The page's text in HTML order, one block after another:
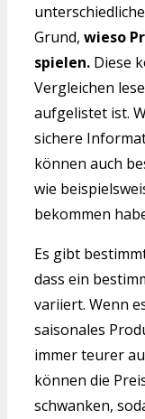
Grund, wieso
spielen. Diese
Vergleichen
aufgelistet ist.
sichere
können auch
wie
bekommen
Es gibt
dass ein
variiert. Wenn
saisonales
immer teurer
können die
schwanken,